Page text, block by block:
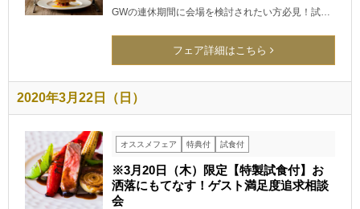
GWの連休期間に会場を検討されたい方必見！試…
フェア詳細はこちら
2020年3月22日（日）
オススメフェア 特典付 試食付
※3月20日（木）限定【特製試食付】お
洒落にもてなす！ゲスト満足度追求相談
会